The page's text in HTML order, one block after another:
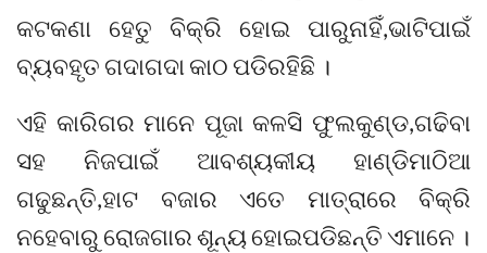
କଟକଣା ହେତୁ ବିକ୍ରି ହୋଇ ପାରୁନାହିଁ,ଭାଟିପାଇଁ
ବ୍ୟବହୃତ ଗଦାଗଦା କାଠ ପଡିରହିଛି ।
ଏହି କାରିଗର ମାନେ ପୂଜା କଳସି ଫୁଲକୁଣ୍ଡ,ଗଢିବା
ସହ ନିଜପାଇଁ ଆବଶ୍ୟକୀୟ ହାଣ୍ଡିମାଠିଆ
ଗଢୁଛନ୍ତି,ହାଟ ବଜାର ଏତେ ମାତ୍ରାରେ ବିକ୍ରି
ନହେବାରୁ ରୋଜଗାର ଶୂନ୍ୟ ହୋଇପଡିଛନ୍ତି ଏମାନେ ।